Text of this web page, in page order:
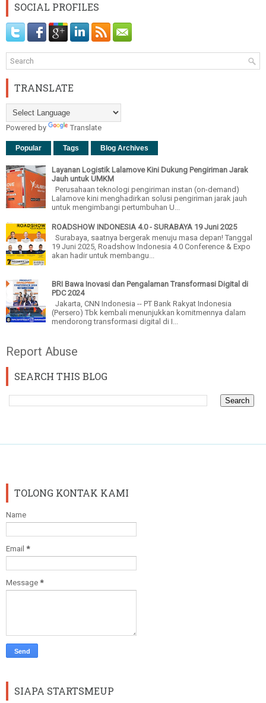
SOCIAL PROFILES
TRANSLATE
Powered by Translate
Popular Tags Blog Archives
Layanan Logistik Lalamove Kini Dukung Pengiriman Jarak
Jauh untuk UMKM
Perusahaan teknologi pengiriman instan (on-demand)
Lalamove kini menghadirkan solusi pengiriman jarak jauh
untuk mengimbangi pertumbuhan U...
ROADSHOW INDONESIA 4.0 - SURABAYA 19 Juni 2025
Surabaya, saatnya bergerak menuju masa depan! Tanggal
19 Juni 2025, Roadshow Indonesia 4.0 Conference & Expo
akan hadir untuk membangu...
BRI Bawa Inovasi dan Pengalaman Transformasi Digital di
PDC 2024
Jakarta, CNN Indonesia -- PT Bank Rakyat Indonesia
(Persero) Tbk kembali menunjukkan komitmennya dalam
mendorong transformasi digital di I...
Report Abuse
SEARCH THIS BLOG
TOLONG KONTAK KAMI
Name
Email *
Message *
SIAPA STARTSMEUP